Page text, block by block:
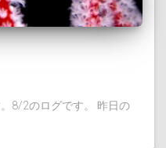
8/2のログです。 昨日の